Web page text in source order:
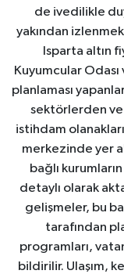
de ivedilikle
yakından
Isparta altın
Kuyumcular
planlaması
sektörlerden ve
istihdam
merkezinde yer
bağlı
detaylı olarak
gelişmeler, bu
tarafından
programları,
bildirilir. Ulaşım,